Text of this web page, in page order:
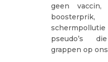
geen
pseudo’s
grappen op